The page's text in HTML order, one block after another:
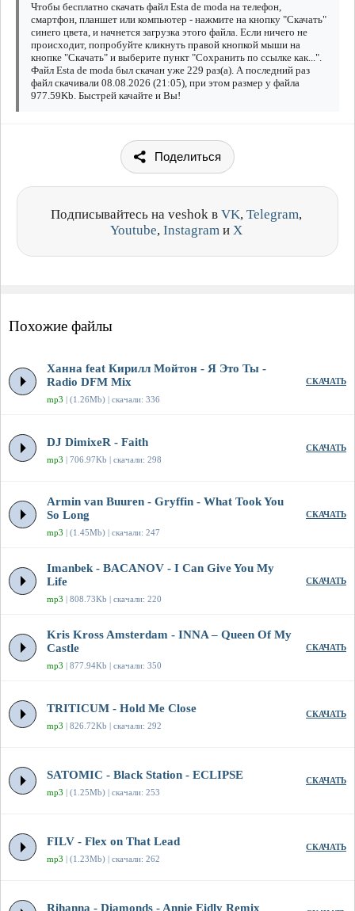
Чтобы бесплатно скачать файл Esta de moda на телефон,
смартфон, планшет или компьютер - нажмите на кнопку "Скачать"
синего цвета, и начнется загрузка этого файла. Если ничего не
происходит, попробуйте кликнуть правой кнопкой мыши на
кнопке "Скачать" и выберите пункт "Сохранить по ссылке как...".
Файл Esta de moda был скачан уже 229 раз(а). А последний раз
файл скачивали 08.08.2026 (21:05), при этом размер у файла
977.59Kb. Быстрей качайте и Вы!
Поделиться
Подписывайтесь на veshok в VK, Telegram,
Youtube, Instagram и X
Похожие файлы
Ханна feat Кирилл Мойтон - Я Это Ты -
Radio DFM Mix
mp3 | (1.26Mb) | скачали: 336
СКАЧАТЬ
DJ DimixeR - Faith
mp3 | 706.97Kb | скачали: 298
СКАЧАТЬ
Armin van Buuren - Gryffin - What Took You
So Long
mp3 | (1.45Mb) | скачали: 247
СКАЧАТЬ
Imanbek - BACANOV - I Can Give You My
Life
mp3 | 808.73Kb | скачали: 220
СКАЧАТЬ
Kris Kross Amsterdam - INNA – Queen Of My
Castle
mp3 | 877.94Kb | скачали: 350
СКАЧАТЬ
TRITICUM - Hold Me Close
mp3 | 826.72Kb | скачали: 292
СКАЧАТЬ
SATOMIC - Black Station - ECLIPSE
mp3 | (1.25Mb) | скачали: 253
СКАЧАТЬ
FILV - Flex on That Lead
mp3 | (1.23Mb) | скачали: 262
СКАЧАТЬ
Rihanna - Diamonds - Annie Eidly Remix